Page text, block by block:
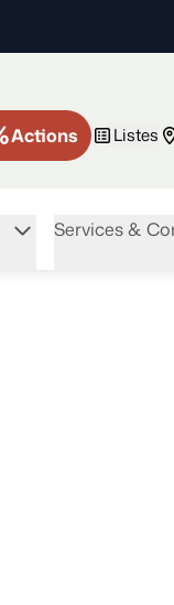
Actions Listes
Services &